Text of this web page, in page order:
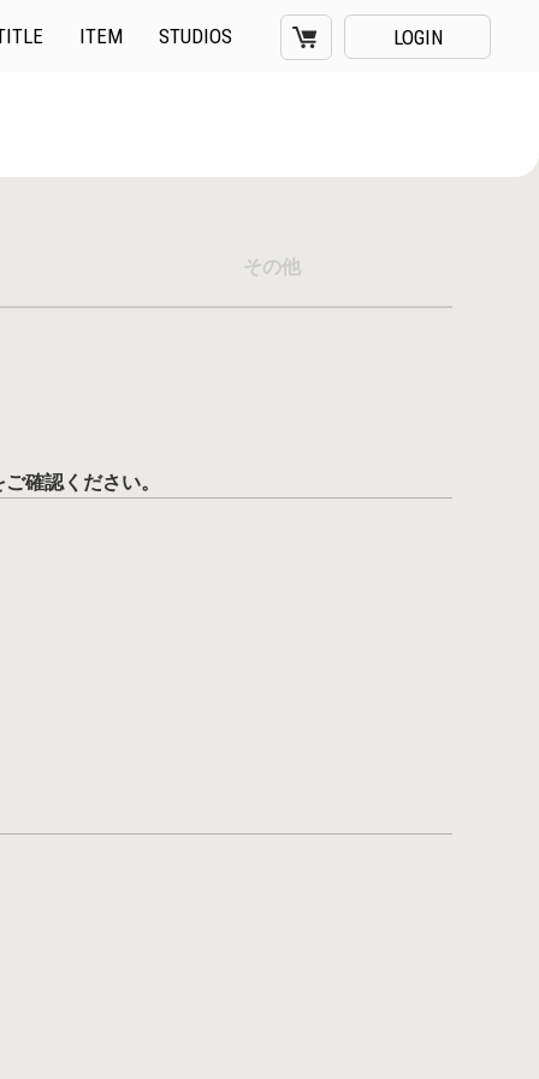
ITEM STUDIOS LOGIN
その他
確認ください。